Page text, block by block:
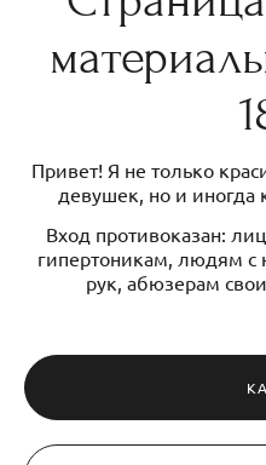
Привет! Я не только
девушек, но и иногда
Вход противоказан:
гипертоникам, людям
рук, абюзерам